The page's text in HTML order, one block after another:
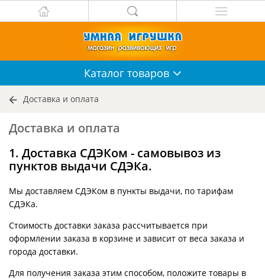
Каталог товаров
Доставка и оплата
Доставка и оплата
1. Доставка СДЭКом - самовывоз из
пунктов выдачи СДЭКа.
Мы доставляем СДЭКом в пункты выдачи, по тарифам
СДЭКа.
Стоимость доставки заказа рассчитывается при
оформлении заказа в корзине и зависит от веса заказа и
города доставки.
Для получения заказа этим способом, положите товары в